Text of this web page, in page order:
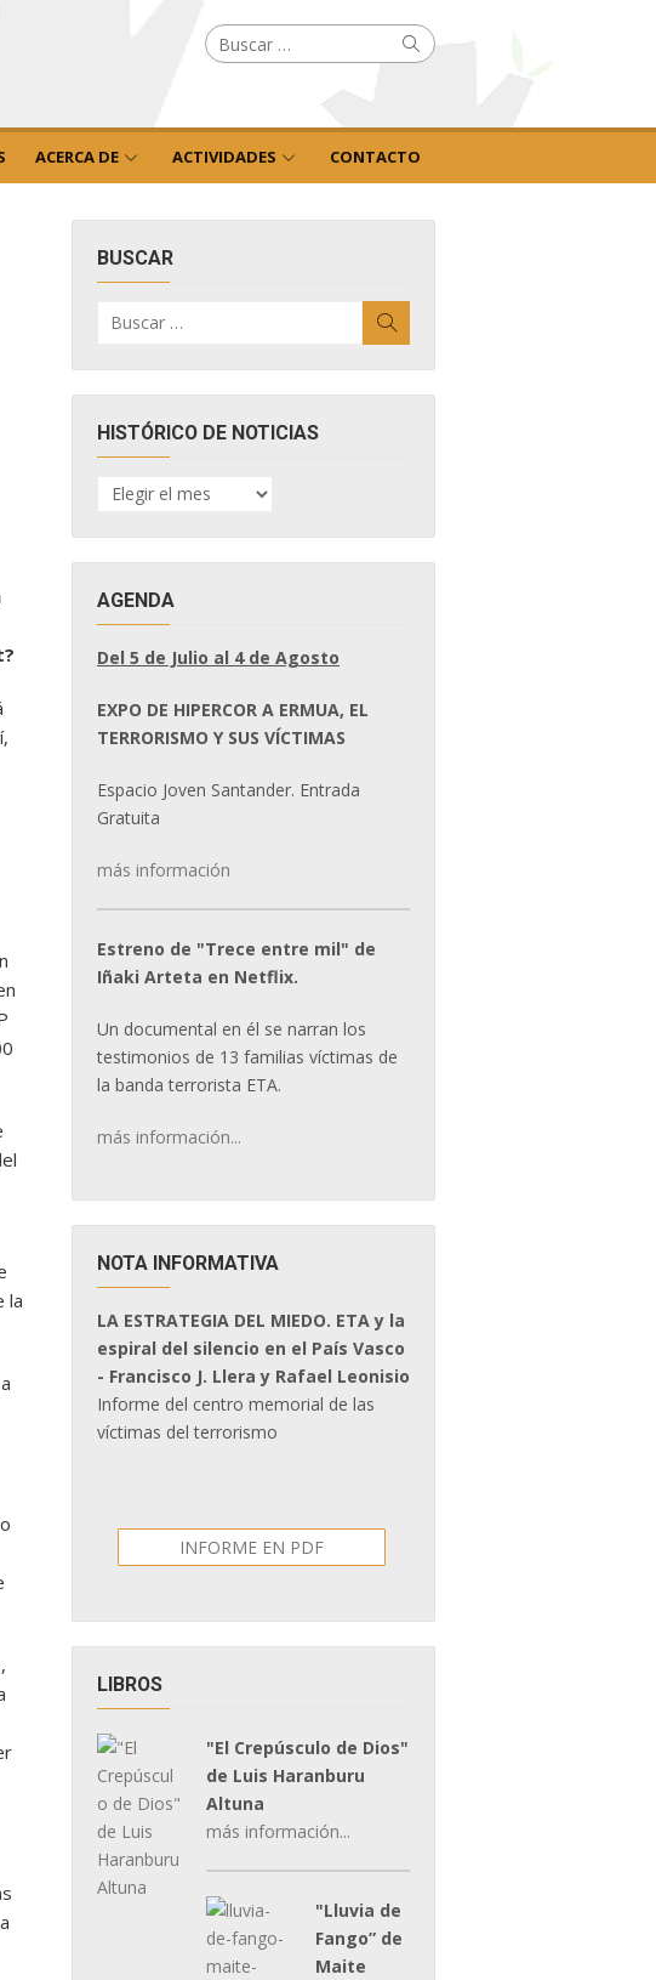
Buscar
por: Buscar
ACERCA DE ACTIVIDADES CONTACTO
la
BUSCAR
por:
HISTÓRICO DE NOTICIAS
HISTÓRICO
DE
AGENDA
Del 5 de Julio al 4 de Agosto
EXPO DE HIPERCOR A ERMUA, EL
TERRORISMO Y SUS VÍCTIMAS
Espacio Joven Santander. Entrada
Gratuita
más información
Estreno de "Trece entre mil" de
Iñaki Arteta en Netflix.
Un documental en él se narran los
testimonios de 13 familias víctimas de
la banda terrorista ETA.
más información...
NOTA INFORMATIVA
LA ESTRATEGIA DEL MIEDO. ETA y la
espiral del silencio en el País Vasco
- Francisco J. Llera y Rafael Leonisio
Informe del centro memorial de las
víctimas del terrorismo
INFORME EN PDF
LIBROS
"El Crepúsculo de Dios"
de Luis Haranburu
Altuna
más información...
"Lluvia de
Fango” de
Maite